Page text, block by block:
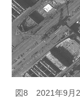
図8 2021年9月